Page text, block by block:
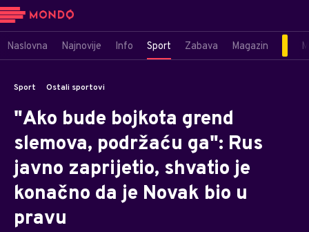
Naslovna Najnovije Info Sport Zabava Magazin
Sport Ostali sportovi
"Ako bude bojkota grend
slemova, podržaću ga": Rus
javno zaprijetio, shvatio je
konačno da je Novak bio u
pravu